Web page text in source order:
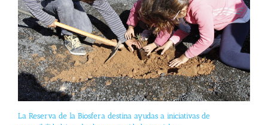
La Reserva de la Biosfera destina ayudas a iniciativas de